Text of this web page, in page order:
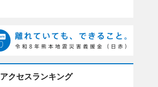
アクセスランキング